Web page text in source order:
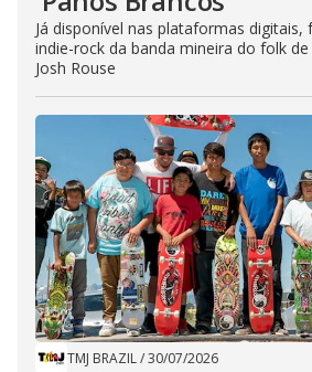
Já disponível nas plataformas digitais,
indie-rock da banda mineira do folk
Josh Rouse
TMJ BRAZIL/30/07/2026